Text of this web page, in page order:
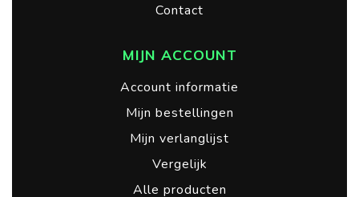
Contact
MIJN ACCOUNT
Account informatie
Mijn bestellingen
Mijn verlanglijst
Vergelijk
Alle producten